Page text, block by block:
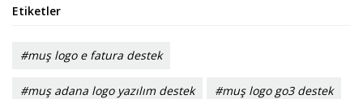
Etiketler
#muş logo e fatura destek
#muş adana logo yazılım destek #muş logo go3 destek